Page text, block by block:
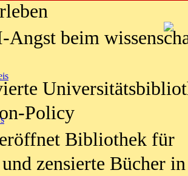
Angst beim
Policy
Bibliothek für
zensierte Bücher